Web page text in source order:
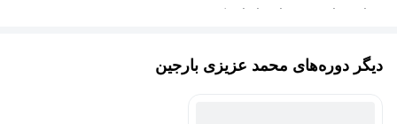
دیگر دوره‌های محمد عزیزی بارجین